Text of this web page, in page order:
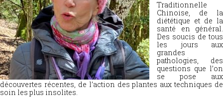
Traditionnelle
Chinoise, de la
diététique et de la
santé en général.
Des soucis de tous
les jours aux
grandes
pathologies, des
questions que l’on
se pose aux
découvertes récentes, de l’action des plantes aux techniques de
soin les plus insolites.